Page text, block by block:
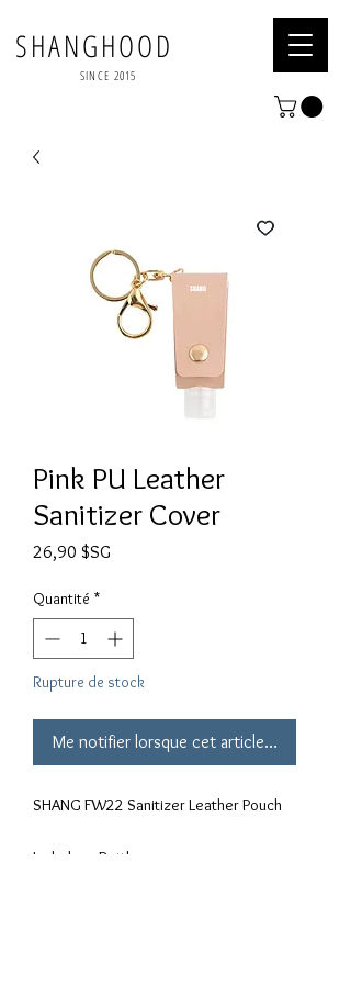
SHANGHOOD
SINCE 2015
Pink PU Leather
Sanitizer Cover
26,90 $SG
Quantité *
Rupture de stock
Me notifier lorsque cet article est
SHANG FW22 Sanitizer Leather Pouch
Includes : Bottle